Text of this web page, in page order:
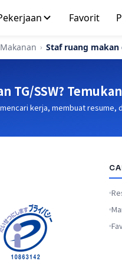
Favorit
› Staf ruang
TG/SSW?
kerja, membuat resume,